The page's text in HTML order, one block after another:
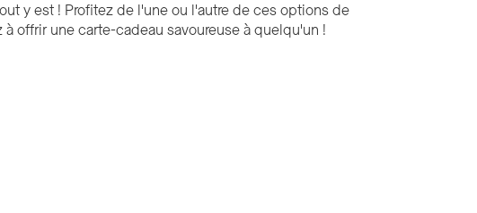
y est ! Profitez de l'une ou l'autre de ces options de
offrir une carte-cadeau savoureuse à quelqu'un !